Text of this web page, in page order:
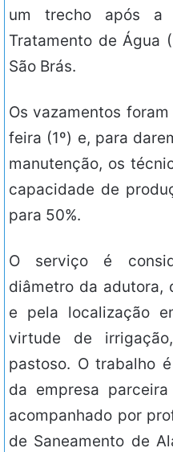
um trecho após a
Tratamento de Água
São Brás.
Os vazamentos
feira (1º) e, para
manutenção, os
capacidade de
para 50%.
O serviço é
diâmetro da adutora,
e pela localização
virtude de
pastoso. O trabalho
da empresa
acompanhado por
de Saneamento de